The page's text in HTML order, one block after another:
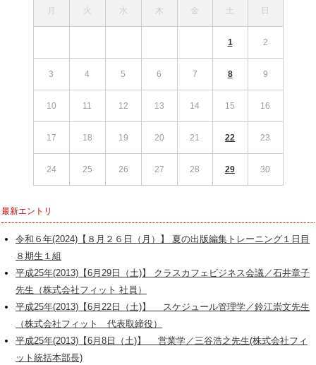
月 火 水 木 金 土 日
1 2
3 4 5 6 7 8 9
10 11 12 13 14 15 16
17 18 19 20 21 22 23
24 25 26 27 28 29 30
最新エントリ
令和６年(2024)【８月２６日（月）】 夏の出版編集トレーニング１日目
８期生１組
平成25年(2013)【6月29日（土)】 クラスカフェビジネス会議／石井章子
先生（株式会社フィット 社員）
平成25年(2013)【6月22日（土)】 スケジュール管理学／鈴江崇文先生
（株式会社フィット 代表取締役）
平成25年(2013)【6月8日（土)】 営業学／三谷浩之先生(株式会社フィ
ット統括本部長)